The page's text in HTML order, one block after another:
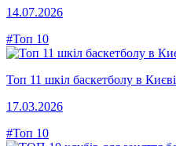
14.07.2026
#Топ 10
Топ 11 шкіл баскетболу в Києві
17.03.2026
#Топ 10